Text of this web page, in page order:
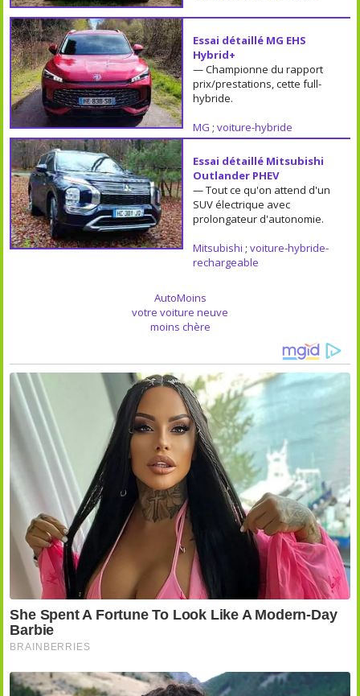
Essai détaillé MG EHS
Hybrid+
— Championne du rapport
prix/prestations, cette full-
hybride.
MG ; voiture-hybride
Essai détaillé Mitsubishi
Outlander PHEV
— Tout ce qu'on attend d'un
SUV électrique avec
prolongateur d'autonomie.
Mitsubishi ; voiture-hybride-
rechargeable
AutoMoins
votre voiture neuve
moins chère